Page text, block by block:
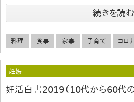
続きを読む
料理 食事 家事 子育て コロナ
妊娠
妊活白書2019（10代から60代